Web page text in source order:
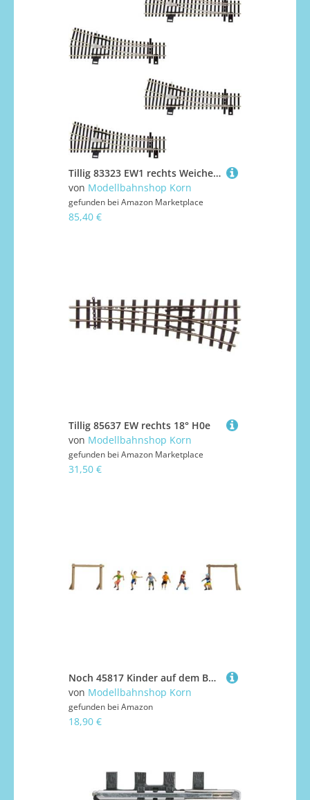
Tillig 83323 EW1 rechts Weiche 15° ohne Antrieb (4 Stück)
von Modellbahnshop Korn
gefunden bei Amazon Marketplace
85,40 €
Tillig 85637 EW rechts 18° H0e
von Modellbahnshop Korn
gefunden bei Amazon Marketplace
31,50 €
Noch 45817 Kinder auf dem Bolzplatz
von Modellbahnshop Korn
gefunden bei Amazon
18,90 €